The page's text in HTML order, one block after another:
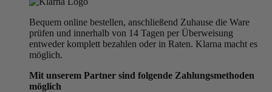
Bequem online bestellen, anschließend Zuhause die Ware
prüfen und innerhalb von 14 Tagen per Überweisung
entweder komplett bezahlen oder in Raten. Klarna macht es
möglich.
Mit unserem Partner sind folgende Zahlungsmethoden
möglich